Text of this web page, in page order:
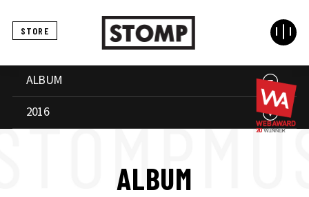
STORE
ALBUM
2016
ALBUM